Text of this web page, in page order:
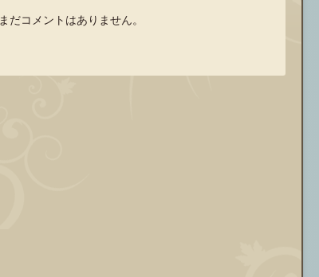
まだコメントはありません。